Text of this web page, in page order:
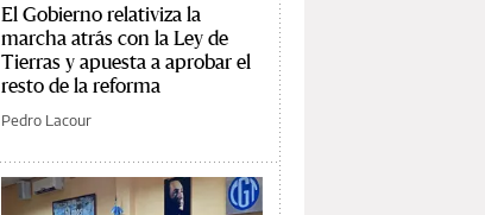
El Gobierno relativiza la
marcha atrás con la Ley de
Tierras y apuesta a aprobar el
resto de la reforma
Pedro Lacour